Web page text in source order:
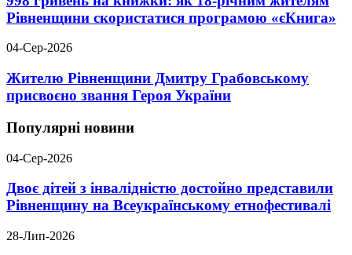
Рівненщини скористатися програмою «єКнига»
04-Сер-2026
Жителю Рівненщини Дмитру Грабовському
присвоєно звання Героя України
Популярні новини
04-Сер-2026
Двоє дітей з інвалідністю достойно представили
Рівненщину на Всеукраїнському етнофестивалі
28-Лип-2026